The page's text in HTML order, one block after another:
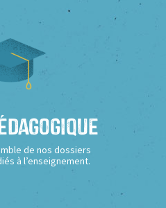
de nos dossiers
à l’enseignement.